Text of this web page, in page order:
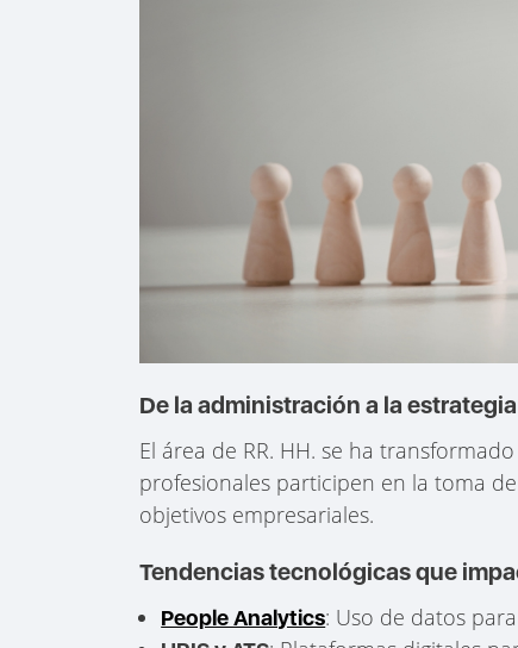
De la administración a la estrategia
El área de RR. HH. se ha
profesionales participen en la toma
objetivos empresariales.
Tendencias tecnológicas que
People Analytics: Uso de datos